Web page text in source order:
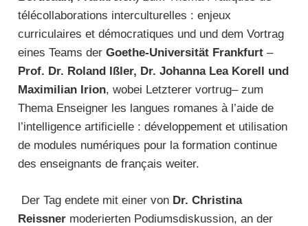
télécollaborations interculturelles : enjeux
curriculaires et démocratiques und und dem Vortrag
eines Teams der Goethe-Universität Frankfurt –
Prof. Dr. Roland Ißler, Dr. Johanna Lea Korell und
Maximilian Irion, wobei Letzterer vortrug– zum
Thema Enseigner les langues romanes à l’aide de
l’intelligence artificielle : développement et utilisation
de modules numériques pour la formation continue
des enseignants de français weiter.
Der Tag endete mit einer von Dr. Christina
Reissner moderierten Podiumsdiskussion, an der